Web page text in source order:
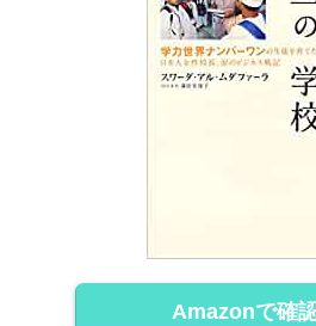
Amazonで確